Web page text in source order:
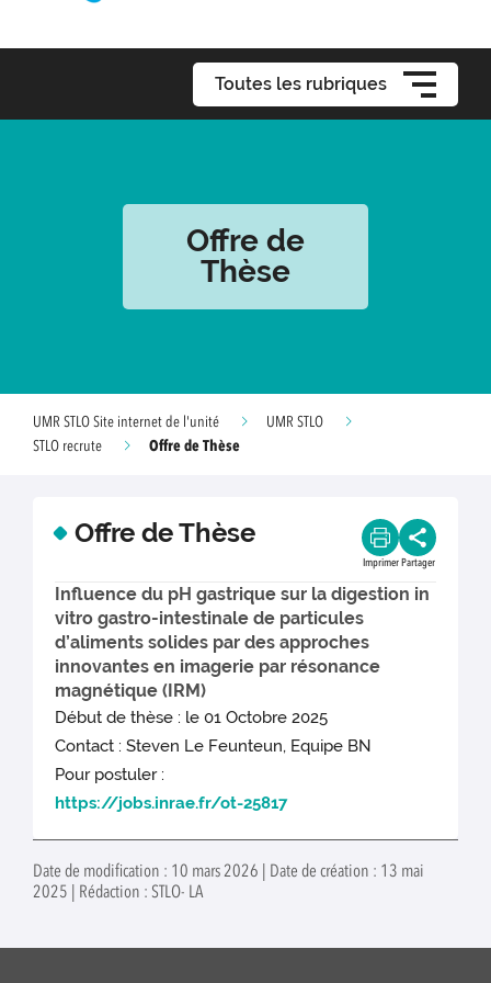
Toutes les rubriques
Offre de
Thèse
UMR STLO Site internet de l'unité
UMR STLO
STLO recrute
Offre de Thèse
Offre de Thèse
Imprimer Partager
Influence du pH gastrique sur la digestion in
vitro gastro-intestinale de particules
d’aliments solides par des approches
innovantes en imagerie par résonance
magnétique (IRM)
Début de thèse : le 01 Octobre 2025
Contact : Steven Le Feunteun, Equipe BN
Pour postuler :
https://jobs.inrae.fr/ot-25817
Date de modification : 10 mars 2026 | Date de création : 13 mai
2025 | Rédaction : STLO- LA